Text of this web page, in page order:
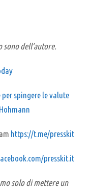
dell’autore.
spingere le valute
https://t.me/presskit
presskit.it
solo di mettere un